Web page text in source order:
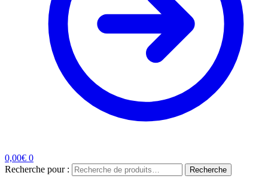
0,00€ 0
Recherche pour :
Recherche